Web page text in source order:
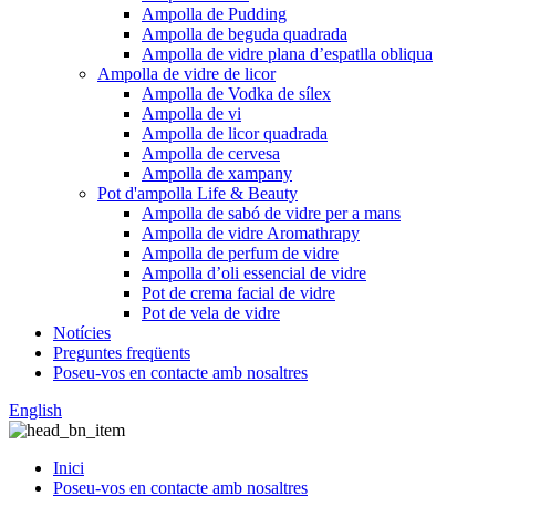
Ampolla de Pudding
Ampolla de beguda quadrada
Ampolla de vidre plana d’espatlla obliqua
Ampolla de vidre de licor
Ampolla de Vodka de sílex
Ampolla de vi
Ampolla de licor quadrada
Ampolla de cervesa
Ampolla de xampany
Pot d'ampolla Life & Beauty
Ampolla de sabó de vidre per a mans
Ampolla de vidre Aromathrapy
Ampolla de perfum de vidre
Ampolla d’oli essencial de vidre
Pot de crema facial de vidre
Pot de vela de vidre
Notícies
Preguntes freqüents
Poseu-vos en contacte amb nosaltres
English
Inici
Poseu-vos en contacte amb nosaltres